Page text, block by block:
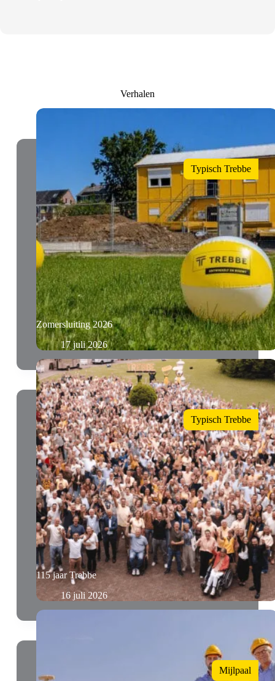
Verhalen
Typisch Trebbe
Zomersluiting 2026
17 juli 2026
Typisch Trebbe
115 jaar Trebbe
16 juli 2026
Mijlpaal